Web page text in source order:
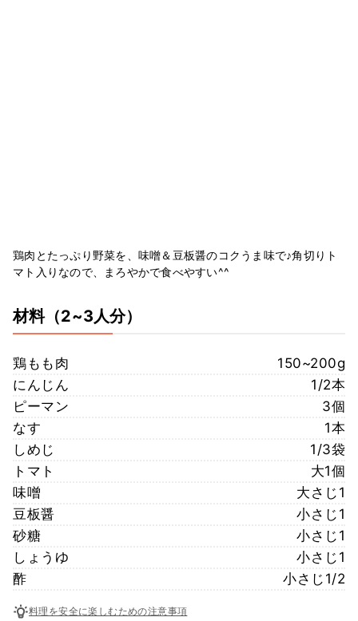
鶏肉とたっぷり野菜を、味噌＆豆板醤のコクうま味で♪角切りト
マト入りなので、まろやかで食べやすい^^
材料（2~3人分）
鶏もも肉
150~200g
にんじん
1/2本
ピーマン
3個
なす
1本
しめじ
1/3袋
トマト
大1個
味噌
大さじ1
豆板醤
小さじ1
砂糖
小さじ1
しょうゆ
小さじ1
酢
小さじ1/2
料理を安全に楽しむための注意事項